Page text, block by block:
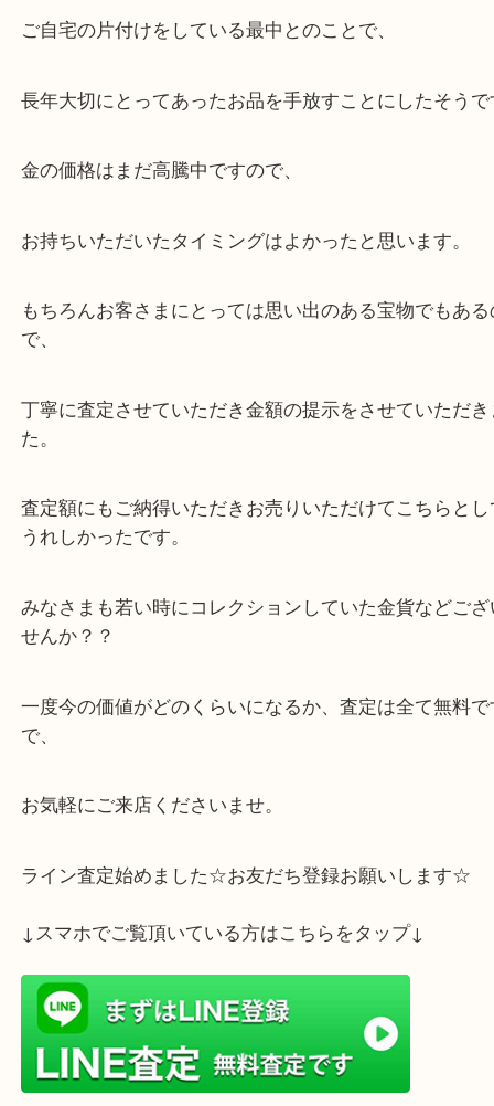
お仕事で海外にも行かれてたお客さまが、
当時コレクションしていたコインのおひとつでした
ご自宅の片付けをしている最中とのことで、
長年大切にとってあったお品を手放すことにしたそ
金の価格はまだ高騰中ですので、
お持ちいただいたタイミングはよかったと思います
で、
た。
うれしかったです。
みなさまも若い時にコレクションしていた金貨など
せんか？？
で、
お気軽にご来店くださいませ。
ライン査定始めました☆お友だち登録お願いしま